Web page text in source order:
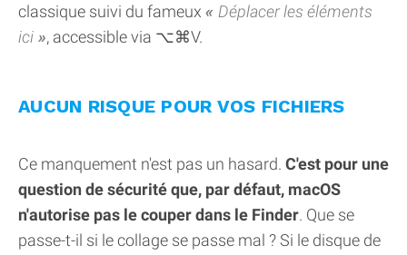
classique suivi du fameux
Déplacer les éléments
ici
, accessible via ⌥⌘V.
AUCUN RISQUE POUR VOS FICHIERS
Ce manquement n'est pas un hasard. C'est pour une
question de sécurité que, par défaut, macOS
n'autorise pas le couper dans le Finder. Que se
passe-t-il si le collage se passe mal ? Si le disque de